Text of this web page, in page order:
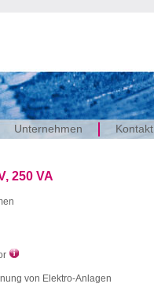
Unternehmen Kontakt
250 VA
von Elektro-Anlagen